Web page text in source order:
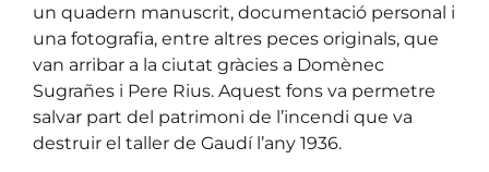
un quadern manuscrit, documentació personal i
una fotografia, entre altres peces originals, que
van arribar a la ciutat gràcies a Domènec
Sugrañes i Pere Rius. Aquest fons va permetre
salvar part del patrimoni de l’incendi que va
destruir el taller de Gaudí l’any 1936.